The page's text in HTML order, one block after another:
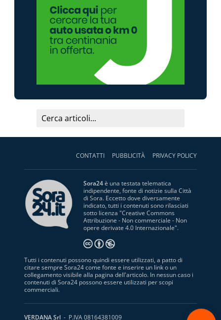
CONTATTI PUBBLICITÀ PRIVACY POLICY
Sora24è una testata telematica
indipendente, fonte di notizie sulla Città
di Sora. Eccetto dove diversamente
indicato, tutti i contenuti sono rilasciati
sotto licenza "Creative Commons
Attribuzione - Non commerciale - Non
opere derivate 4.0 Internazionale".
Tutti i contenuti possono quindi essere utilizzati, a patto di
citare sempre Sora24 come fonte e inserire un link o un
collegamento visibile alla pagina dell'articolo. In nessun caso i
contenuti di Sora24 possono essere utilizzati per scopi
commerciali.
VERDANA Srl - P.IVA 08164381009